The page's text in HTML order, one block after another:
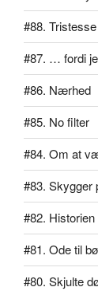
#88. Tristesse
#87. … fordi
#86. Nærhed
#85. No filter
#84. Om at
#83. Skygger
#82.
#81. Ode til
#80. Skjulte